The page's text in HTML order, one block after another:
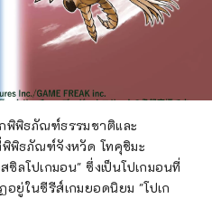
พิพิธภัณฑ์ธรรมชาติและ
พิธภัณฑ์จังหวัด โทคุชิมะ
ลโปเกมอน" ซึ่งเป็นโปเกมอนที่
ยู่ในซีรีส์เกมยอดนิยม "โปเก